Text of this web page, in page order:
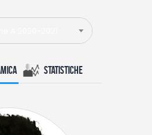
Statistiche